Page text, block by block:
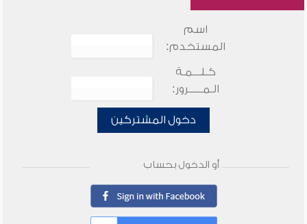
اسم
المستخدم:
كـلـــمـة
الـمـــــرور:
دخول المشتركين
أو الدخول بحساب